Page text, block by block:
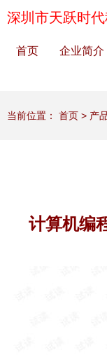
深圳市天跃时
首页 企业简介
当前位置： 首页 > 产
计算机编